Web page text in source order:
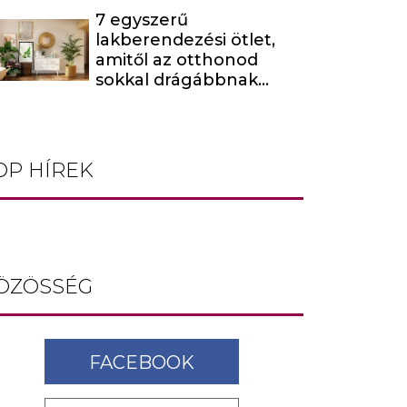
7 egyszerű
lakberendezési ötlet,
amitől az otthonod
sokkal drágábbnak
HÍREK
FACEBOOK